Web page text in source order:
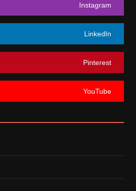
Instagram
LinkedIn
Pinterest
YouTube